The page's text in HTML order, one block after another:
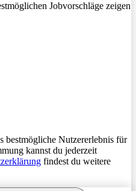
Jobvorschläge zeigen
bestmögliche Nutzererlebnis für
kannst du jederzeit
findest du weitere